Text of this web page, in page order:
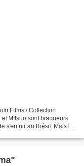
Films / Collection
Mitsuo sont braqueurs
s'enfuir au Brésil. Mais la